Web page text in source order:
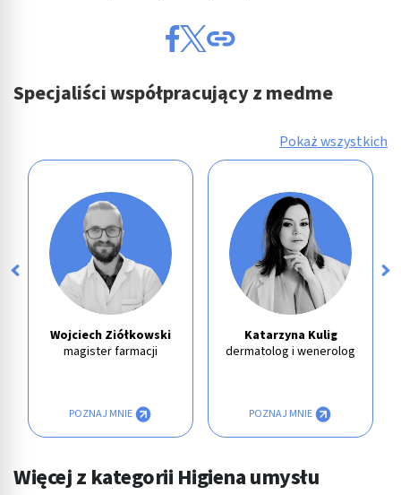
Specjaliści współpracujący z medme
Pokaż wszystkich
Wojciech Ziółkowski
magister farmacji
POZNAJ MNIE
Katarzyna Kulig
dermatolog i wenerolog
POZNAJ MNIE
Więcej z kategorii Higiena umysłu